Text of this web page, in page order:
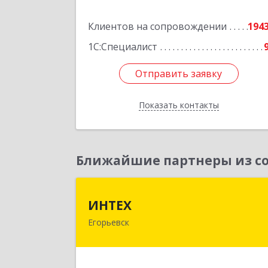
Клиентов на сопровождении
1С:Специалист
Отправить заявку
Показать контакты
Отправить заявку
Назад
Ближайшие партнеры из
ИНТЕХ
Егорьевск
140300, Московская обл, Егорьевск г,